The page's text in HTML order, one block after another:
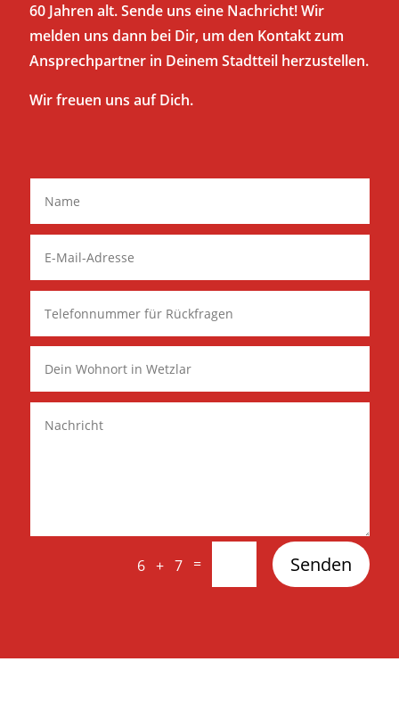
60 Jahren alt. Sende uns eine Nachricht! Wir
melden uns dann bei Dir, um den Kontakt zum
Ansprechpartner in Deinem Stadtteil herzustellen.
Wir freuen uns auf Dich.
6 + 7 = Senden